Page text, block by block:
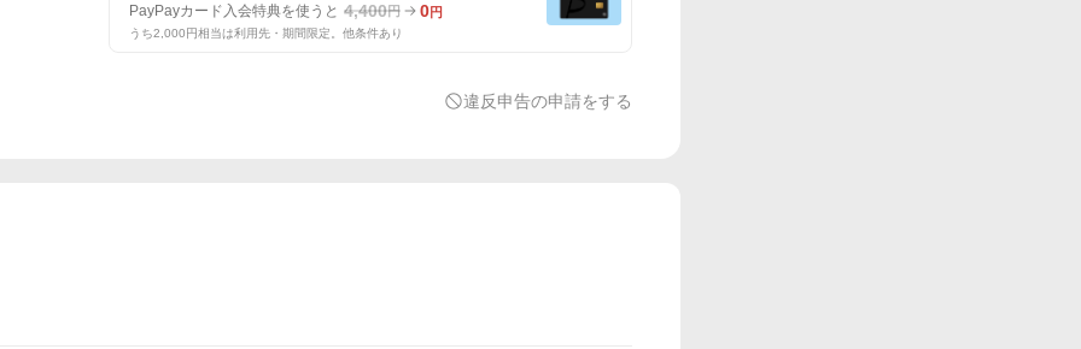
PayPayカード入会特典を使うと 4,400円 0円
うち2,000円相当は利用先・期間限定。他条件あり
違反申告の申請をする